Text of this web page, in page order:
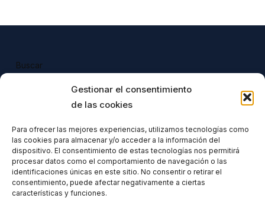
Gestionar el consentimiento
de las cookies
Para ofrecer las mejores experiencias, utilizamos tecnologías como
las cookies para almacenar y/o acceder a la información del
dispositivo. El consentimiento de estas tecnologías nos permitirá
procesar datos como el comportamiento de navegación o las
identificaciones únicas en este sitio. No consentir o retirar el
consentimiento, puede afectar negativamente a ciertas
características y funciones.
Buscar
Todos nuestros productos tienen
incluido el IVA en su precio.